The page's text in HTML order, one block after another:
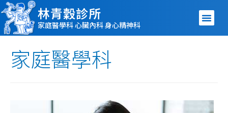
林青穀診所
家庭醫學科 心臟內科 身心精神科
家庭醫學科